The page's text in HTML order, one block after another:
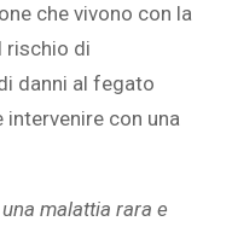
che vivono con la
rischio di
danni al fegato
intervenire con una
malattia rara e